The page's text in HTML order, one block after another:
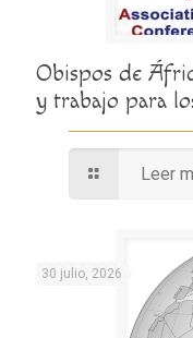
Obispos de
y trabajo para
Leer
30 julio, 2026